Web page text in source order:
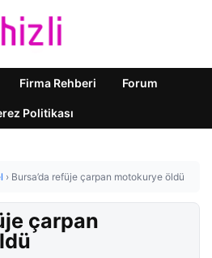
Firma Rehberi Forum
Politikası
› Bursa’da refüje çarpan motokurye öldü
çarpan